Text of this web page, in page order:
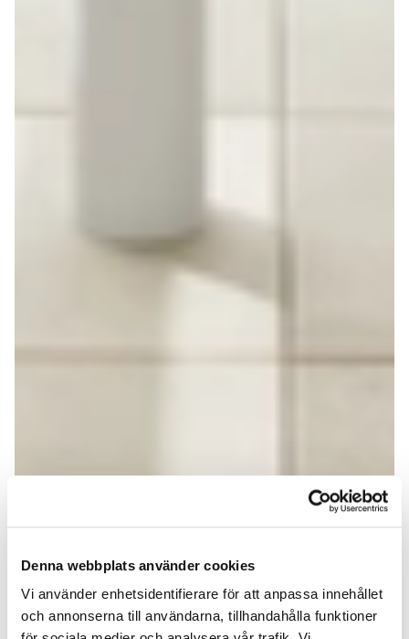
Denna webbplats använder cookies
Vi använder enhetsidentifierare för att anpassa innehållet
och annonserna till användarna, tillhandahålla funktioner